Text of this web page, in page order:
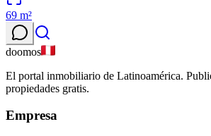
69 m²
doomos
El portal inmobiliario de Latinoamérica.
propiedades gratis.
Empresa